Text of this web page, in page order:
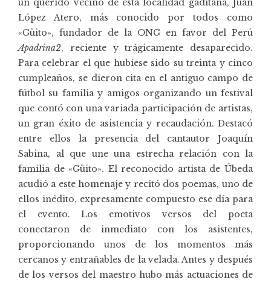
un querido vecino de esta localidad gaditana, Juan
López Atero, más conocido por todos como
«Güito», fundador de la ONG en favor del Perú
Apadrina2, reciente y trágicamente desaparecido.
Para celebrar el que hubiese sido su treinta y cinco
cumpleaños, se dieron cita en el antiguo campo de
fútbol su familia y amigos organizando un festival
que contó con una variada participación de artistas,
un gran éxito de asistencia y recaudación. Destacó
entre ellos la presencia del cantautor Joaquín
Sabina, al que une una estrecha relación con la
familia de «Güito». El reconocido artista de Úbeda
acudió a este homenaje y recitó dos poemas, uno de
ellos inédito, expresamente compuesto ese día para
el evento. Los emotivos versos del poeta
conectaron de inmediato con los asistentes,
proporcionando unos de los momentos más
cercanos y entrañables de la velada. Antes y después
de los versos del maestro hubo más actuaciones de